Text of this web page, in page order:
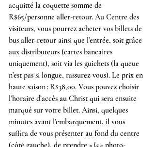
acquitté la coquette somme de
R$65/personne aller-retour. Au Centre des
visiteurs, vous pourrez acheter vos billets de
bus aller-retour ainsi que l’entrée, soit grâce
aux distributeurs (cartes bancaires
uniquement), soit via les guichets (la queue
n’est pas si longue, rassurez-vous). Le prix en
haute saison : R$38,00. Vous pouvez choisir
l’horaire d’accès au Christ qui sera ensuite
marqué sur votre billet. Ainsi, quelques
minutes avant l’embarquement, il vous
suffira de vous présenter au fond du centre
(côté gauche), de prendre « la » photo-